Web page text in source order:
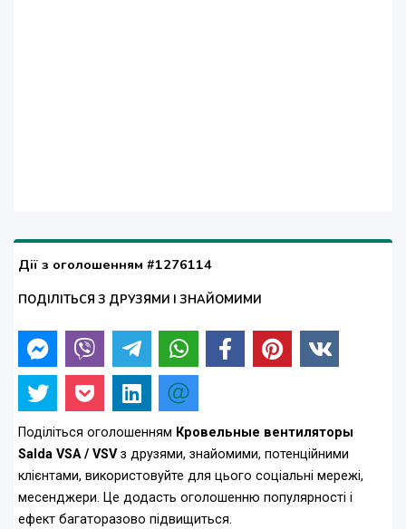
Дії з оголошенням #1276114
ПОДІЛІТЬСЯ З ДРУЗЯМИ І ЗНАЙОМИМИ
Поділіться оголошенням Кровельные вентиляторы
Salda VSA / VSVз друзями, знайомими, потенційними
клієнтами, використовуйте для цього соціальні мережі,
месенджери. Це додасть оголошенню популярності і
ефект багаторазово підвищиться.